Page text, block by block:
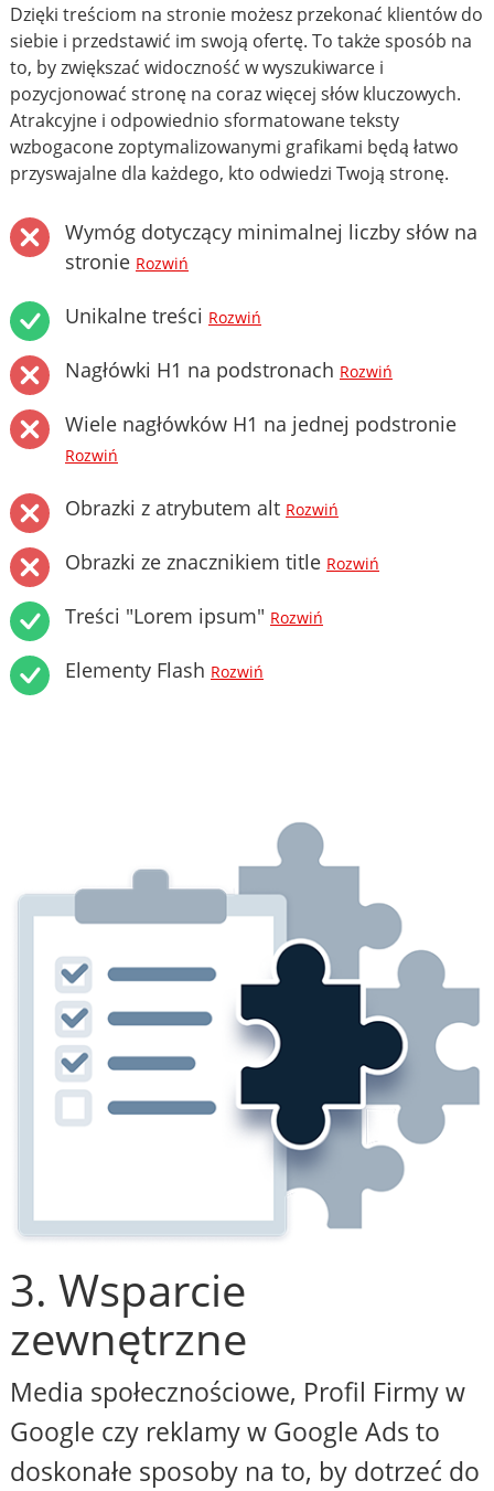
Dzięki treściom na stronie możesz przekonać klientów do
siebie i przedstawić im swoją ofertę. To także sposób na
to, by zwiększać widoczność w wyszukiwarce i
pozycjonować stronę na coraz więcej słów kluczowych.
Atrakcyjne i odpowiednio sformatowane teksty
wzbogacone zoptymalizowanymi grafikami będą łatwo
przyswajalne dla każdego, kto odwiedzi Twoją stronę.
Wymóg dotyczący minimalnej liczby słów na
stronie Rozwiń
Unikalne treści Rozwiń
Nagłówki H1 na podstronach Rozwiń
Wiele nagłówków H1 na jednej podstronie
Rozwiń
Obrazki z atrybutem alt Rozwiń
Obrazki ze znacznikiem title Rozwiń
Treści "Lorem ipsum" Rozwiń
Elementy Flash Rozwiń
3. Wsparcie
zewnętrzne
Media społecznościowe, Profil Firmy w
Google czy reklamy w Google Ads to
doskonałe sposoby na to, by dotrzeć do